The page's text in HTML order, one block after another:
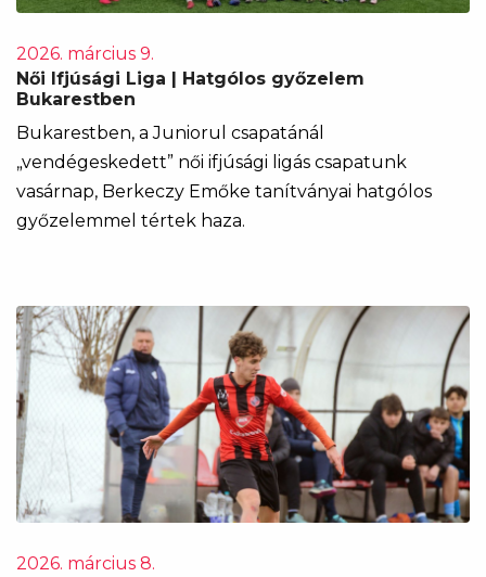
2026. március 9.
Női Ifjúsági Liga | Hatgólos győzelem
Bukarestben
Bukarestben, a Juniorul csapatánál
„vendégeskedett” női ifjúsági ligás csapatunk
vasárnap, Berkeczy Emőke tanítványai hatgólos
győzelemmel tértek haza.
2026. március 8.